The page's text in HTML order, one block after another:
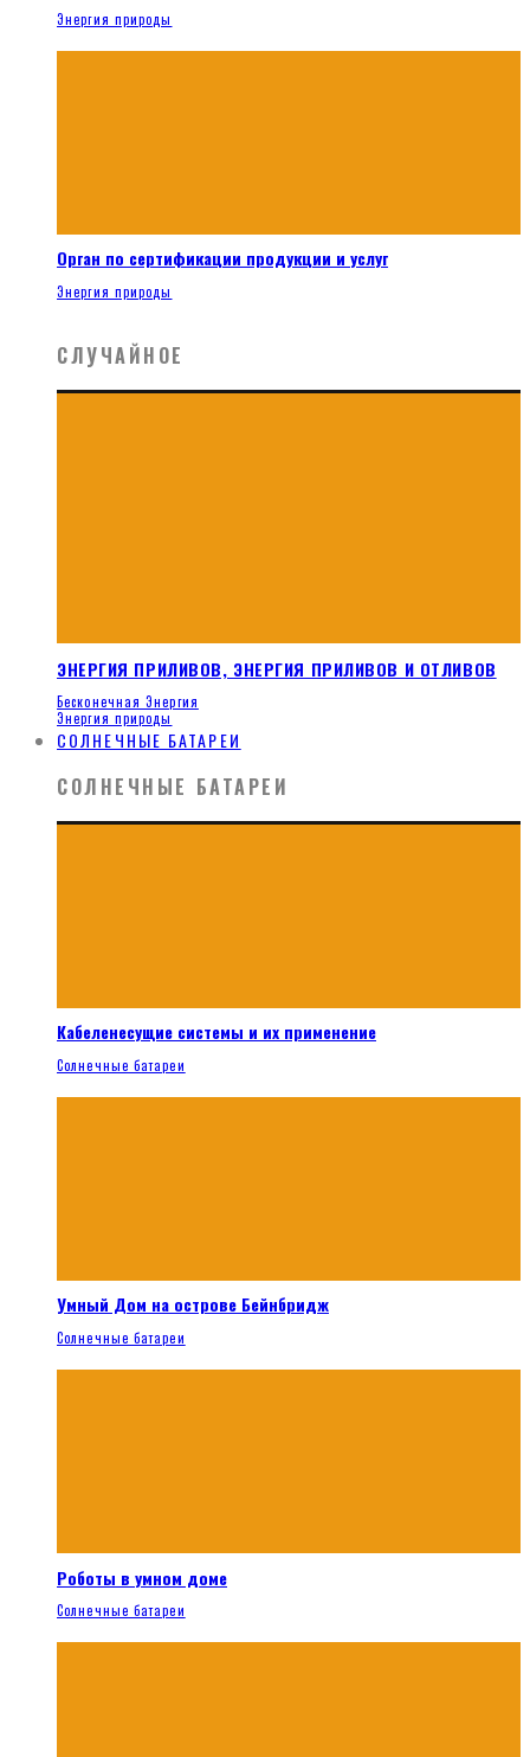
Энергия природы
Орган по сертификации продукции и услуг
Энергия природы
СЛУЧАЙНОЕ
ЭНЕРГИЯ ПРИЛИВОВ, ЭНЕРГИЯ ПРИЛИВОВ И ОТЛИВОВ
Бесконечная Энергия
Энергия природы
СОЛНЕЧНЫЕ БАТАРЕИ
СОЛНЕЧНЫЕ БАТАРЕИ
Кабеленесущие системы и их применение
Солнечные батареи
Умный Дом на острове Бейнбридж
Солнечные батареи
Роботы в умном доме
Солнечные батареи